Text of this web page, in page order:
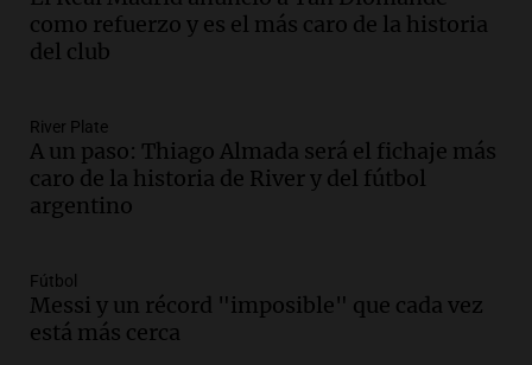
Panorama Federal
Episodios
Audio.
Proyecto Vicuña de minería
Noticias
Episodios
Audio.
Ahora país
Episodios
como refuerzo y es el más caro de la historia
del club
River Plate
A un paso: Thiago Almada será el fichaje más
caro de la historia de River y del fútbol
argentino
Fútbol
Messi y un récord "imposible" que cada vez
está más cerca